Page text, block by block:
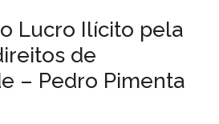
Lucro Ilícito pela
de
– Pedro Pimenta